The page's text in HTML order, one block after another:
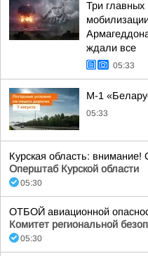
Три
ждали все
05:33
М-1
05:33
Курская область: внимание!
Оперштаб Курской области
05:30
ОТБОЙ авиационной
Комитет региональной
05:30